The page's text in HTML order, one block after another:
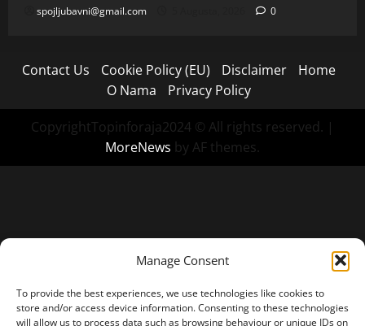
Manage Consent
To provide the best experiences, we use technologies like cookies to
store and/or access device information. Consenting to these technologies
will allow us to process data such as browsing behaviour or unique IDs on
spojljubavni@gmail.com 0
Contact Us Cookie Policy (EU) Disclaimer
Home
O Nama
Privacy Policy
CopyrightTopinforaja2024 © All rights reserved. |
MoreNews by AF themes.